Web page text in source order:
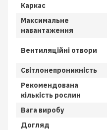
Каркас
Максимальне
навантаження
Вентиляційні отвори
Світлонепроникність
Рекомендована
кількість рослин
Вага виробу
Догляд